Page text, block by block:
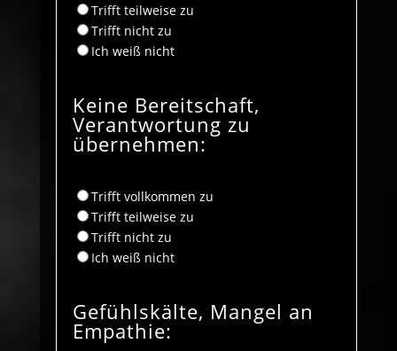
Trifft teilweise zu
Trifft nicht zu
Ich weiß nicht
Keine Bereitschaft,
Verantwortung zu
übernehmen:
Trifft vollkommen zu
Trifft teilweise zu
Trifft nicht zu
Ich weiß nicht
Gefühlskälte, Mangel an
Empathie: